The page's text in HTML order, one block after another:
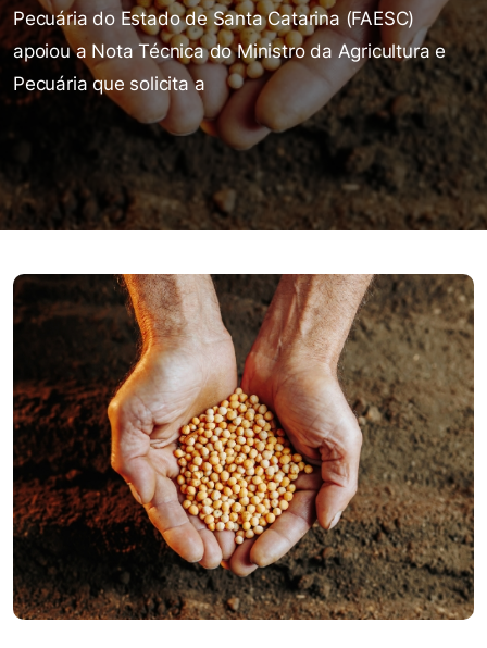
Pecuária do Estado de Santa Catarina (FAESC)
apoiou a Nota Técnica do Ministro da Agricultura e
Pecuária que solicita a